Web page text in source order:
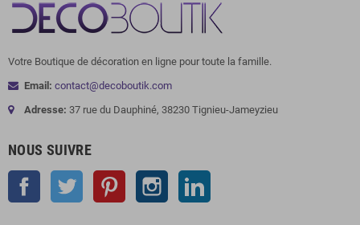
Votre Boutique de décoration en ligne pour toute la famille.
Email: contact@decoboutik.com
Adresse: 37 rue du Dauphiné, 38230 Tignieu-Jameyzieu
NOUS SUIVRE
Facebook Twitter Pinterest Instagram